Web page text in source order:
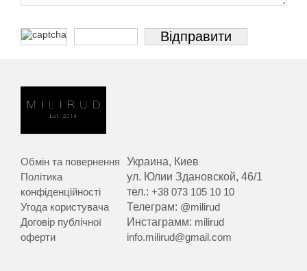
Обмін та повернення
Політика
конфіденційності
Угода користувача
Договір публічної
оферти
Украина, Киев
ул. Юлии Здановской, 46/1
тел.:+38 073 105 10 10
Телеграм: @milirud
Инстаграмм: milirud
info.milirud@gmail.com